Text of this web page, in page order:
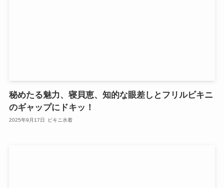
秘めたる魅力、寝貝恵、知的な眼差しとフリルビキニ
のギャップにドキッ！
2025年9月17日 ビキニ水着